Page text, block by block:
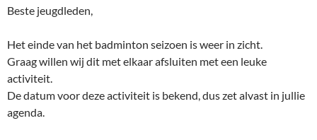
Beste jeugdleden,
Het einde van het badminton seizoen is weer in zicht.
Graag willen wij dit met elkaar afsluiten met een leuke
activiteit.
De datum voor deze activiteit is bekend, dus zet alvast in jullie
agenda.